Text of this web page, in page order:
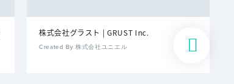
株式会社グラスト | GRUST Inc.
Created By 株式会社ユニエル